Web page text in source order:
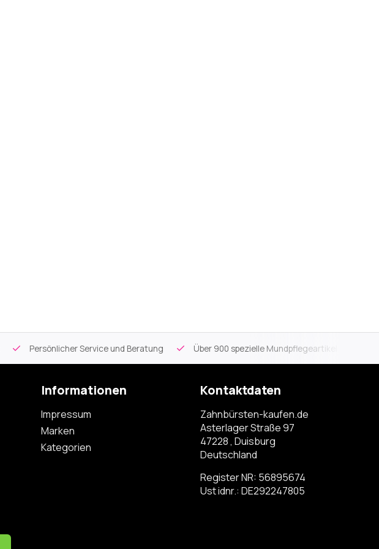
Persönlicher Service und Beratung Über 900 spezielle Mundpflegeartikel
Informationen
Impressum
Marken
Kategorien
Kontaktdaten
Zahnbürsten-kaufen.de
Asterlager Straße 97
47228 , Duisburg
Deutschland
Register NR: 56895674
Ust idnr.: DE292247805